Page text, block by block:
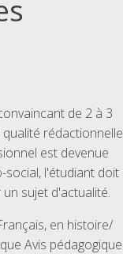
de 2 à 3
rédactionnelle
est devenue
social, l'étudiant doit
sujet d'actualité.
en histoire/
Avis pédagogique